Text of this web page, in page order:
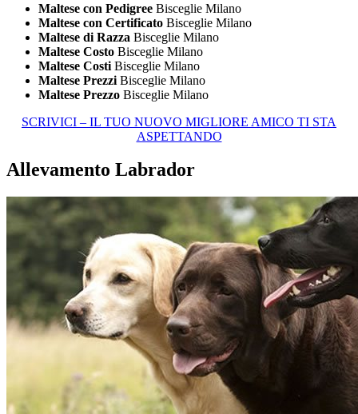
Maltese con Pedigree Bisceglie Milano
Maltese con Certificato Bisceglie Milano
Maltese di Razza Bisceglie Milano
Maltese Costo Bisceglie Milano
Maltese Costi Bisceglie Milano
Maltese Prezzi Bisceglie Milano
Maltese Prezzo Bisceglie Milano
SCRIVICI – IL TUO NUOVO MIGLIORE AMICO TI STA
ASPETTANDO
Allevamento Labrador